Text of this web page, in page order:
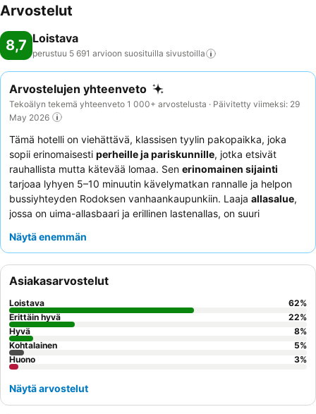
Kokit valmistavat lisämaksusta myös kasvisruuan, lastenannokset ja
juomat, alkoholipitoiset juomat ja kansainväliset merkit. Luottokortit:
Klubissa voi maksaa seuraavilla luottokorteilla: Visa ja MasterCard.
Arvostelut
8,7 Loistava
perustuu 5 691 arvioon suosituilla sivustoilla
Arvostelujen yhteenveto
Tekoälyn tekemä yhteenveto 1 000+ arvostelusta · Päivitetty viimeksi: 29
May 2026
Tämä hotelli on viehättävä, klassisen tyylin pakopaikka, joka
sopii erinomaisesti perheille ja pariskunnille, jotka etsivät
rauhallista mutta kätevää lomaa. Sen erinomainen sijainti
tarjoaa lyhyen 5–10 minuutin kävelymatkan rannalle ja helpon
bussiyhteyden Rodoksen vanhaankaupunkiin. Laaja allasalue,
jossa on uima-allasbaari ja erillinen lastenallas, on suuri
palvelu ja monipuolinen ruoka- ja juomaohjelma, mukaan lukien
positiivista palautetta. Todella rentouttavan kokemuksen
saamiseksi harkitse huoneen varaamista kauniisti hoidettuja
puutarhoja kohti.
Näytä enemmän
Asiakasarvostelut
Loistava 62%
Erittäin hyvä
22%
Hyvä
8%
Kohtalainen
5%
Huono
3%
Näytä arvostelut